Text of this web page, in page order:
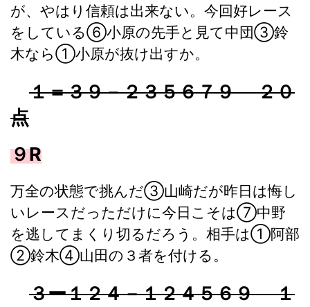
が、やはり信頼は出来ない。今回好レース
をしている⑥小原の先手と見て中団③鈴
木なら①小原が抜け出すか。
１＝３９－２３５６７９ ２０
点
９R
万全の状態で挑んだ③山崎だが昨日は悔し
いレースだっただけに今日こそは⑦中野
を逃してまくり切るだろう。相手は①阿部
②鈴木④山田の３者を付ける。
３ー１２４－１２４５６９ １